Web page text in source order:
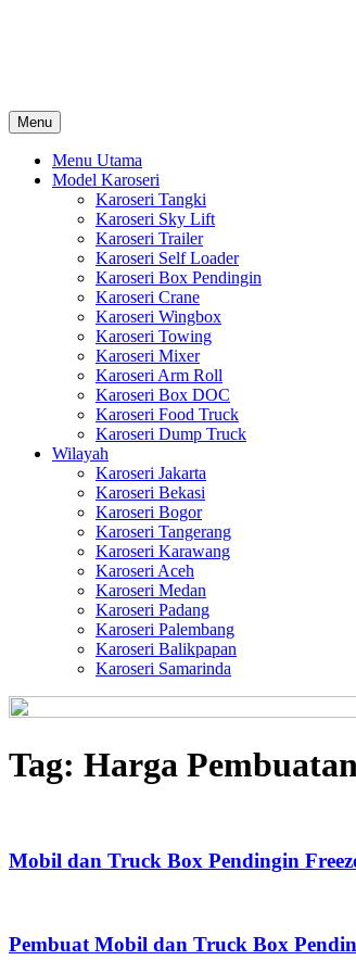
Menu
Menu Utama
Model Karoseri
Karoseri Tangki
Karoseri Sky Lift
Karoseri Trailer
Karoseri Self Loader
Karoseri Box Pendingin
Karoseri Crane
Karoseri Wingbox
Karoseri Towing
Karoseri Mixer
Karoseri Arm Roll
Karoseri Box DOC
Karoseri Food Truck
Karoseri Dump Truck
Wilayah
Karoseri Jakarta
Karoseri Bekasi
Karoseri Bogor
Karoseri Tangerang
Karoseri Karawang
Karoseri Aceh
Karoseri Medan
Karoseri Padang
Karoseri Palembang
Karoseri Balikpapan
Karoseri Samarinda
Tag: Harga
Mobil dan Truck Box Pendingin
Pembuat Mobil dan Truck Box